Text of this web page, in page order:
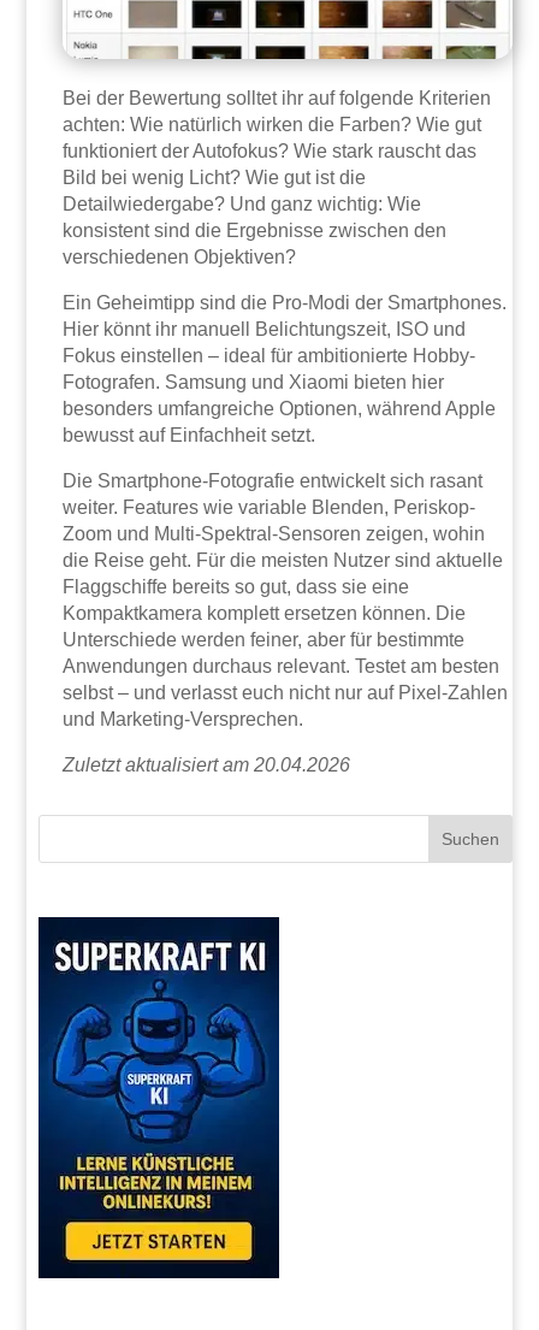
Bei der Bewertung solltet ihr auf folgende Kriterien
achten: Wie natürlich wirken die Farben? Wie gut
funktioniert der Autofokus? Wie stark rauscht das
Bild bei wenig Licht? Wie gut ist die
Detailwiedergabe? Und ganz wichtig: Wie
konsistent sind die Ergebnisse zwischen den
verschiedenen Objektiven?
Ein Geheimtipp sind die Pro-Modi der Smartphones.
Hier könnt ihr manuell Belichtungszeit, ISO und
Fokus einstellen – ideal für ambitionierte Hobby-
Fotografen. Samsung und Xiaomi bieten hier
besonders umfangreiche Optionen, während Apple
bewusst auf Einfachheit setzt.
Die Smartphone-Fotografie entwickelt sich rasant
weiter. Features wie variable Blenden, Periskop-
Zoom und Multi-Spektral-Sensoren zeigen, wohin
die Reise geht. Für die meisten Nutzer sind aktuelle
Flaggschiffe bereits so gut, dass sie eine
Kompaktkamera komplett ersetzen können. Die
Unterschiede werden feiner, aber für bestimmte
Anwendungen durchaus relevant. Testet am besten
selbst – und verlasst euch nicht nur auf Pixel-Zahlen
und Marketing-Versprechen.
Zuletzt aktualisiert am 20.04.2026